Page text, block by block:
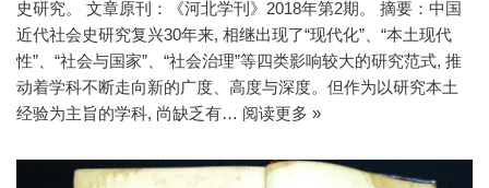
史研究。 文章原刊：《河北学刊》2018年第2期。 摘要：中国
近代社会史研究复兴30年来, 相继出现了“现代化”、“本土现代
性”、“社会与国家”、“社会治理”等四类影响较大的研究范式, 推
动着学科不断走向新的广度、高度与深度。但作为以研究本土
经验为主旨的学科, 尚缺乏有… 阅读更多 »